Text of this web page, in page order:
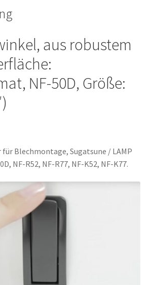
aus robustem
NF-50D, Größe:
Blechmontage, Sugatsune / LAMP
NF-R52, NF-R77, NF-K52, NF-K77.